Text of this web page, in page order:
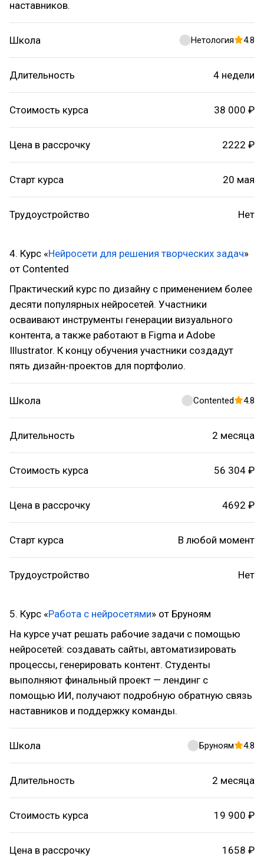
наставников.
Школа Нетология 4.8
Длительность 4 недели
Стоимость курса 38 000 ₽
Цена в рассрочку 2222 ₽
Старт курса 20 мая
Трудоустройство Нет
4. Курс «Нейросети для решения творческих задач»
от Contented
Практический курс по дизайну с применением более
десяти популярных нейросетей. Участники
осваивают инструменты генерации визуального
контента, а также работают в Figma и Adobe
Illustrator. К концу обучения участники создадут
пять дизайн-проектов для портфолио.
Школа Contented 4.8
Длительность 2 месяца
Стоимость курса 56 304 ₽
Цена в рассрочку 4692 ₽
Старт курса В любой момент
Трудоустройство Нет
5. Курс «Работа с нейросетями» от Бруноям
На курсе учат решать рабочие задачи с помощью
нейросетей: создавать сайты, автоматизировать
процессы, генерировать контент. Студенты
выполняют финальный проект — лендинг с
помощью ИИ, получают подробную обратную связь
наставников и поддержку команды.
Школа Бруноям 4.8
Длительность 2 месяца
Стоимость курса 19 900 ₽
Цена в рассрочку 1658 ₽